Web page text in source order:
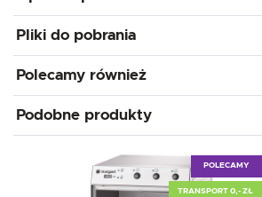
Pliki do pobrania
Polecamy również
Podobne produkty
POLECAMY
TRANSPORT 0,- ZŁ